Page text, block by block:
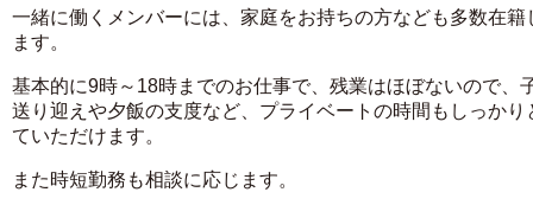
一緒に働くメンバーには、家庭をお持ちの方なども多数在籍
ます。
基本的に9時～18時までのお仕事で、残業はほぼないので、
送り迎えや夕飯の支度など、プライベートの時間もしっかり
ていただけます。
また時短勤務も相談に応じます。